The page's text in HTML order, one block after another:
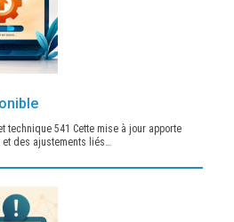
technique 541 Cette mise à jour apporte
des ajustements liés…